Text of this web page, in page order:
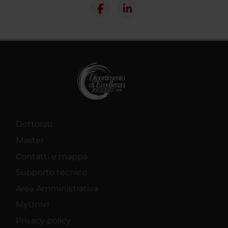
Dottorati
Master
Contatti e mappa
Supporto tecnico
Area Amministrativa
MyUnivr
Privacy policy